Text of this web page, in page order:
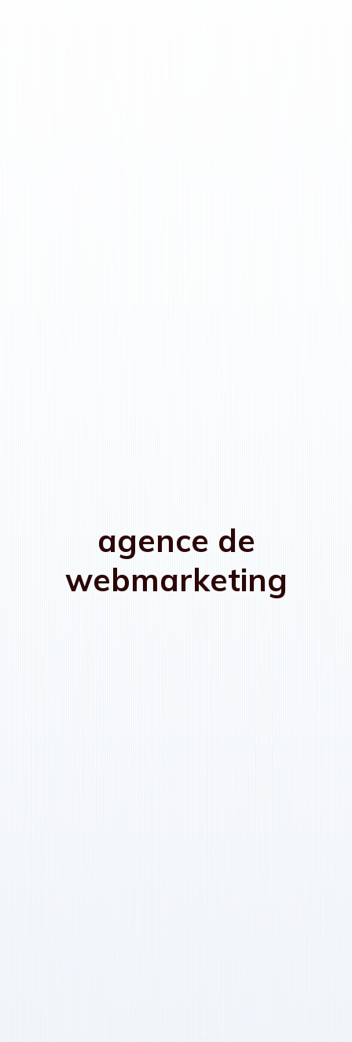
agence de
webmarketing